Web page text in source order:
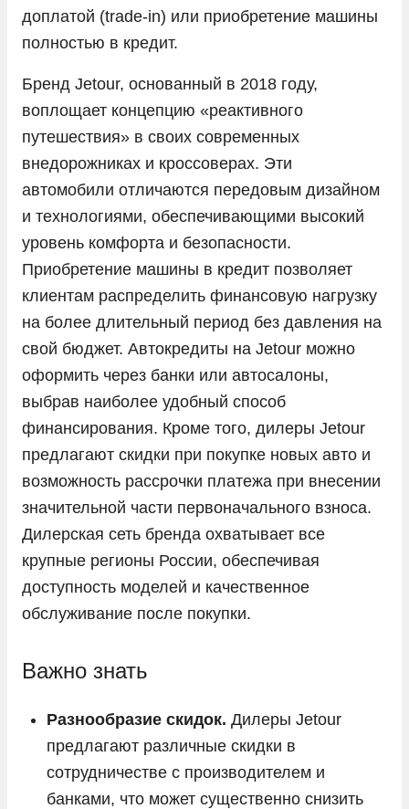
Peugeot
Porsche
Ram
Seres
Solaris
Sollers
SsangYong
Subaru
Suzuki
Tank
Tesla
Volvo
Vortex
Voyah
ГАЗ
УАЗ
доплатой (trade-in) или приобретение машины
полностью в кредит.
Бренд Jetour, основанный в 2018 году,
воплощает концепцию «реактивного
путешествия» в своих современных
внедорожниках и кроссоверах. Эти
автомобили отличаются передовым дизайном
и технологиями, обеспечивающими высокий
уровень комфорта и безопасности.
Приобретение машины в кредит позволяет
клиентам распределить финансовую нагрузку
на более длительный период без давления на
свой бюджет. Автокредиты на Jetour можно
оформить через банки или автосалоны,
выбрав наиболее удобный способ
финансирования. Кроме того, дилеры Jetour
предлагают скидки при покупке новых авто и
возможность рассрочки платежа при внесении
значительной части первоначального взноса.
Дилерская сеть бренда охватывает все
крупные регионы России, обеспечивая
доступность моделей и качественное
обслуживание после покупки.
Важно знать
Разнообразие скидок. Дилеры Jetour
предлагают различные скидки в
сотрудничестве с производителем и
банками, что может существенно снизить